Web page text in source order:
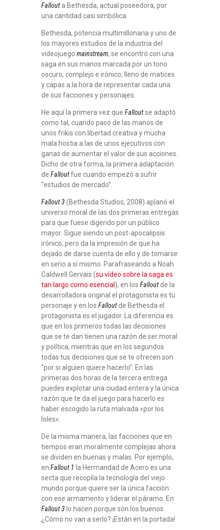
Fallout a Bethesda, actual poseedora, por
una cantidad casi simbólica.
Bethesda, potencia multimillonaria y uno de
los mayores estudios de la industria del
videojuego mainstream, se encontró con una
saga en sus manos marcada por un tono
oscuro, complejo e irónico, lleno de matices
y capas a la hora de representar cada una
de sus facciones y personajes.
He aquí la primera vez que Falloutse adaptó
como tal, cuando pasó de las manos de
unos frikis con libertad creativa y mucha
mala hostia a las de unos ejecutivos con
ganas de aumentar el valor de sus acciones.
Dicho de otra forma, la primera adaptación
de Falloutfue cuando empezó a sufrir
“estudios de mercado”.
Fallout 3(Bethesda Studios, 2008) aplanó el
universo moral de las dos primeras entregas
para que fuese digerido por un público
mayor. Sigue siendo un post-apocalipsis
irónico, pero da la impresión de que ha
dejado de darse cuenta de ello y de tomarse
en serio a sí mismo. Parafraseando a Noah
Caldwell Gervais (su vídeo sobre la saga es
tan largo como esencial ), en los Fallout de la
desarrolladora original el protagonista es tu
personaje y en los Fallout de Bethesda el
protagonista es el jugador. La diferencia es
que en los primeros todas las decisiones
que se te dan tienen una razón de ser moral
y política, mientras que en los segundos
todas tus decisiones que se te ofrecen son
“por si alguien quiere hacerlo”. En las
primeras dos horas de la tercera entrega
puedes explotar una ciudad entera y la única
razón que te da el juego para hacerlo es
haber escogido la ruta malvada «por los
loles».
De la misma manera, las facciones que en
tiempos eran moralmente complejas ahora
se dividen en buenas y malas. Por ejemplo,
en Fallout 1 la Hermandad de Acero es una
secta que recopila la tecnología del viejo
mundo porque quiere ser la única facción
con ese armamento y liderar el páramo. En
Fallout 3 lo hacen porque son los buenos.
¿Cómo no van a serlo? ¡Están en la portada!